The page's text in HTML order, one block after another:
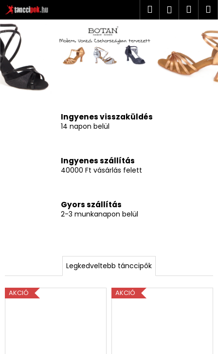
Ugrás
fő
tartalomhoz
Keresés
T
a
n
c
é
n
Ingyenes visszaküldés
14 napon belül
Ingyenes szállítás
40000 Ft vásárlás felett
Gyors szállítás
2-3 munkanapon belül
Legkedveltebb tánccipők
AKCIÓ AKCIÓ
K
o
s
á
r M
i
t
k
KERESÉS
n
l
j